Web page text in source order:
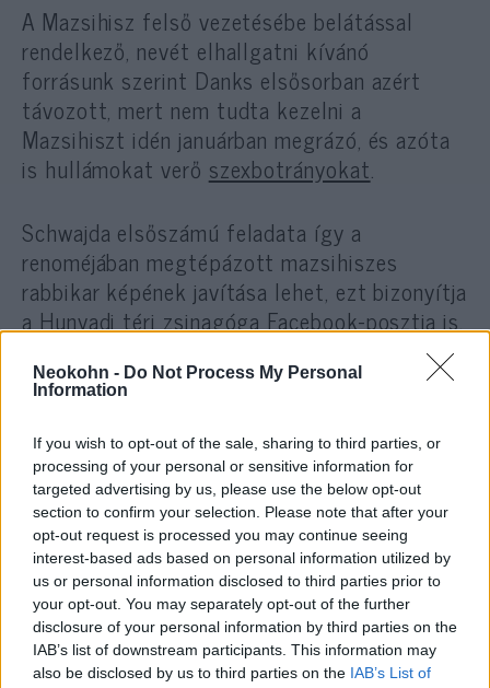
Neokohn - Do Not Process My Personal
Information
If you wish to opt-out of the sale, sharing to third parties, or
processing of your personal or sensitive information for
targeted advertising by us, please use the below opt-out
section to confirm your selection. Please note that after your
opt-out request is processed you may continue seeing
interest-based ads based on personal information utilized by
us or personal information disclosed to third parties prior to
your opt-out. You may separately opt-out of the further
disclosure of your personal information by third parties on the
IAB’s list of downstream participants. This information may
also be disclosed by us to third parties on the IAB’s List of
A Mazsihisz felső vezetésébe belátással
rendelkező, nevét elhallgatni kívánó
forrásunk szerint Danks elsősorban azért
távozott, mert nem tudta kezelni a
Mazsihiszt idén januárban megrázó, és azóta
is hullámokat verő szexbotrányokat.
Schwajda elsőszámú feladata így a
renoméjában megtépázott mazsihiszes
rabbikar képének javítása lehet, ezt bizonyítja
a Hunyadi téri zsinagóga Facebook-posztja is,
Schwajdát
Markovics Zsolt miskolci mazsihiszes rabbi
magaárulta el: ő volt az egyik rabbi, akit
megvádoltak a szexbotrányok kapcsán.
Markovics egyébként minden, őt ért vádat
tagad, a Mazsihisz vezetése pedig mereven
elzárkózika vádak kivizsgálása elől.